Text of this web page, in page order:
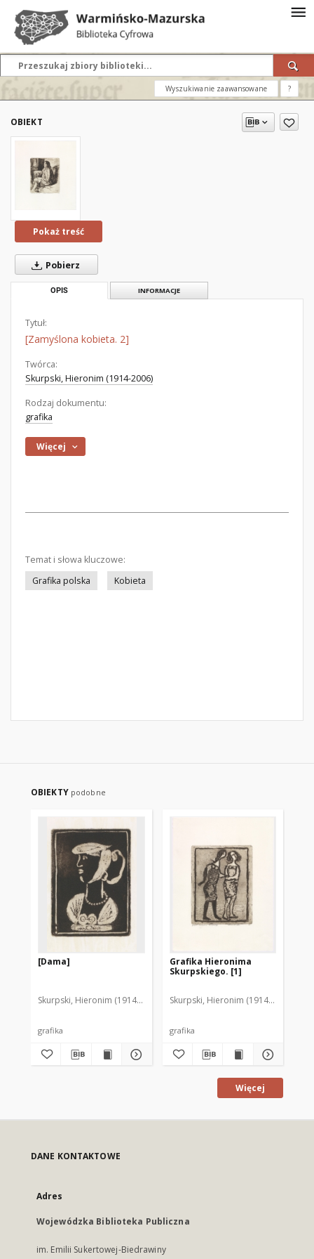
Wyszukiwanie zaawansowane ?
OBIEKT
Pokaż treść
Pobierz
OPIS INFORMACJE
Tytuł:
[Zamyślona kobieta. 2]
Twórca:
Skurpski, Hieronim (1914-2006)
Rodzaj dokumentu:
grafika
Więcej
Temat i słowa kluczowe:
Grafika polska
Kobieta
OBIEKTY podobne
[Dama]
Skurpski, Hieronim (1914-2006)
grafika
Grafika Hieronima
Skurpskiego. [1]
Skurpski, Hieronim (1914-2006)
grafika
Więcej
DANE KONTAKTOWE
Adres
Wojewódzka Biblioteka Publiczna
im. Emilii Sukertowej-Biedrawiny